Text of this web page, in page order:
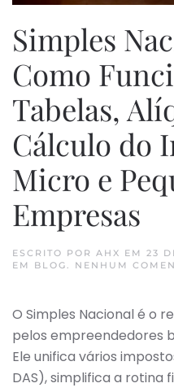
Simples
Como
Tabelas,
Cálculo do
Micro e
Empresas
ESCRITO POR AHX EM 23
EM BLOG NENHUM
O Simples Nacional é o
pelos empreendedores
Ele unifica vários
DAS), simplifica a rotina